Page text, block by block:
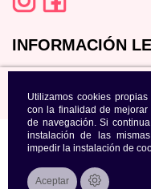
Utilizamos cookies
con la finalidad de
de navegación. Si
instalación de las
impedir la instalación de
Aceptar
INFORMACIÓN